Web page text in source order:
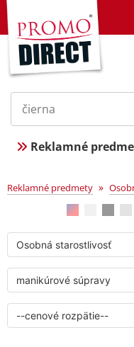
Reklamné
manikúrové
Reklamné predmety »